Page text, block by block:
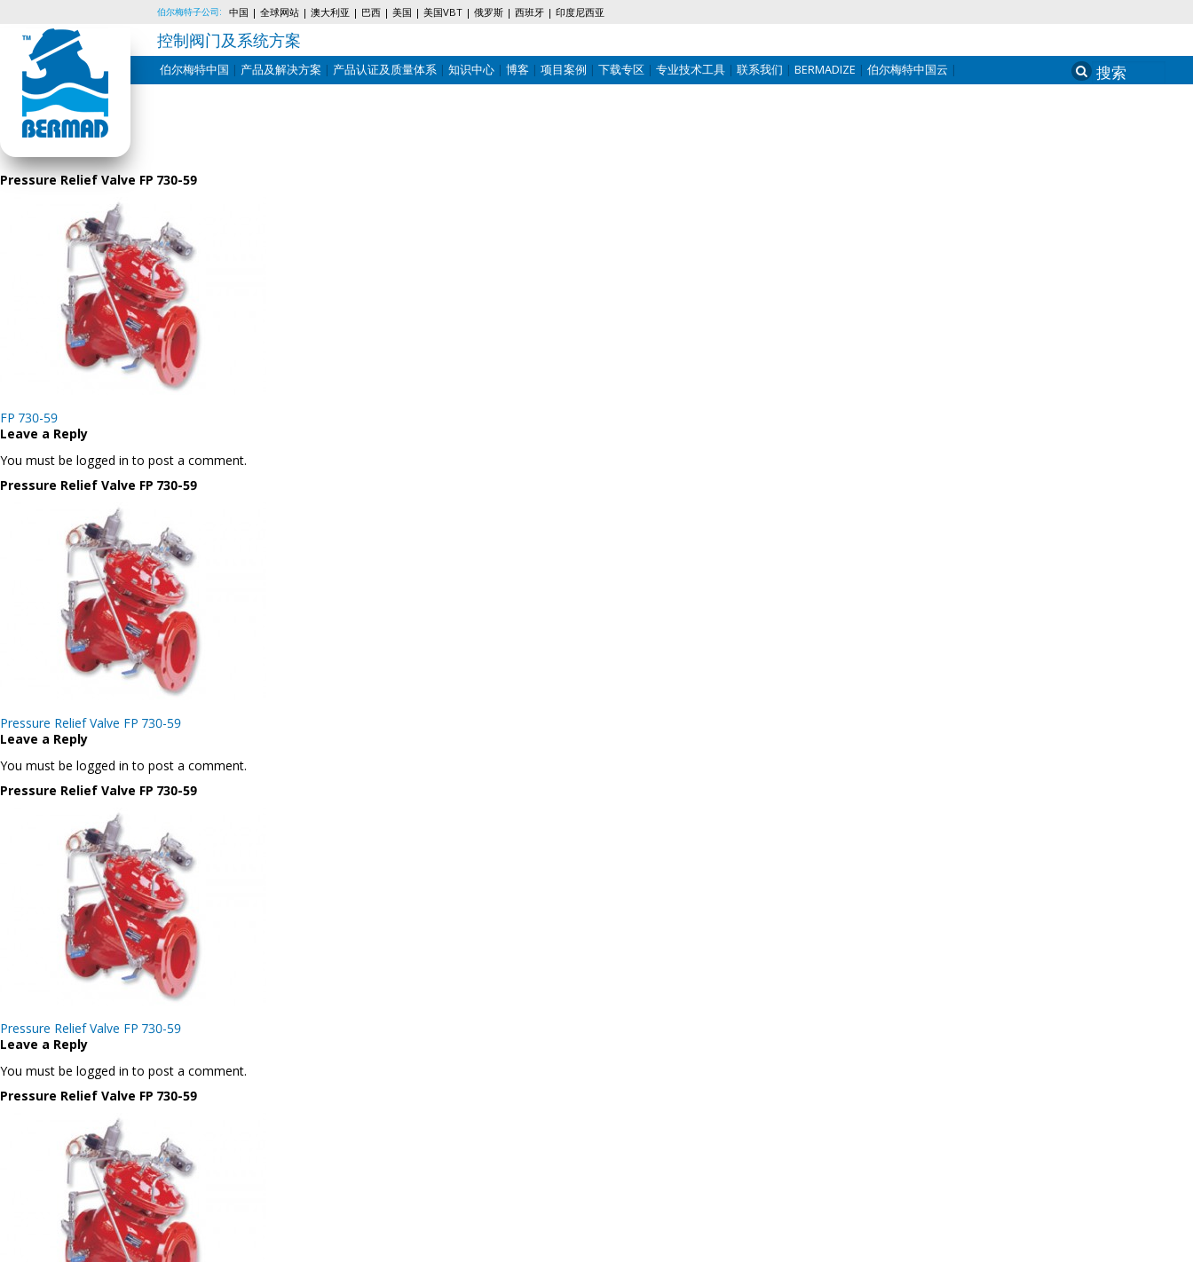
Skip
content
伯尔梅特子公司: 中国 全球网站 澳大利亚 巴西 美国 美国VBT 俄罗斯 西班牙 印度尼西亚
控制阀门及系统方案
伯尔梅特中国 产品及解决方案 产品认证及质量体系 知识中心 博客 项目案例 下载专区 专业技术工具 联系我们 BERMADIZE 伯尔梅特中国云 Search
for:
Pressure Relief Valve FP 730-59
Post
navigation
FP 730-59
Leave a Reply
You must be logged in to post a comment.
Pressure Relief Valve FP 730-59
Post
navigation
Pressure Relief Valve FP 730-59
Leave a Reply
You must be logged in to post a comment.
Pressure Relief Valve FP 730-59
Post
navigation
Pressure Relief Valve FP 730-59
Leave a Reply
You must be logged in to post a comment.
Pressure Relief Valve FP 730-59